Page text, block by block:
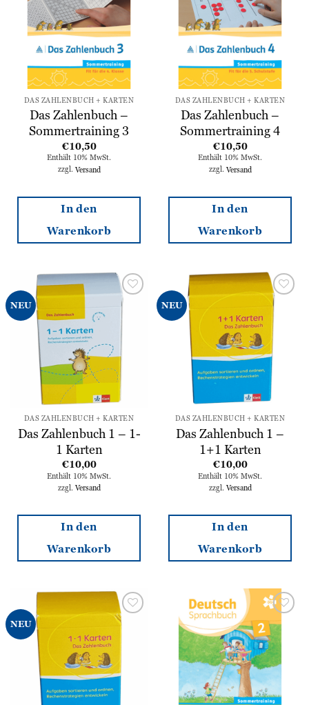
hinzufügen
DAS ZAHLENBUCH + KARTEN
Das Zahlenbuch –
Sommertraining 3
€10,50
Enthält 10% MwSt.
zzgl. Versand
In den
Warenkorb
hinzufügen
DAS ZAHLENBUCH + KARTEN
Das Zahlenbuch –
Sommertraining 4
€10,50
Enthält 10% MwSt.
zzgl. Versand
In den
Warenkorb
NEU
Zur
Wunschliste
hinzufügen
DAS ZAHLENBUCH + KARTEN
Das Zahlenbuch 1 – 1-
1 Karten
€10,00
Enthält 10% MwSt.
zzgl. Versand
In den
Warenkorb
NEU
Zur
Wunschliste
hinzufügen
DAS ZAHLENBUCH + KARTEN
Das Zahlenbuch 1 –
1+1 Karten
€10,00
Enthält 10% MwSt.
zzgl. Versand
In den
Warenkorb
NEU
Zur
hinzufügen
Zur
Wunschliste
hinzufügen